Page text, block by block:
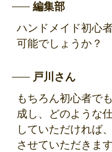
編集部
ハンドメイド初心
可能でしょうか？
戸川さん
もちろん初心者で
成し、どのような
していただければ
させていただきます